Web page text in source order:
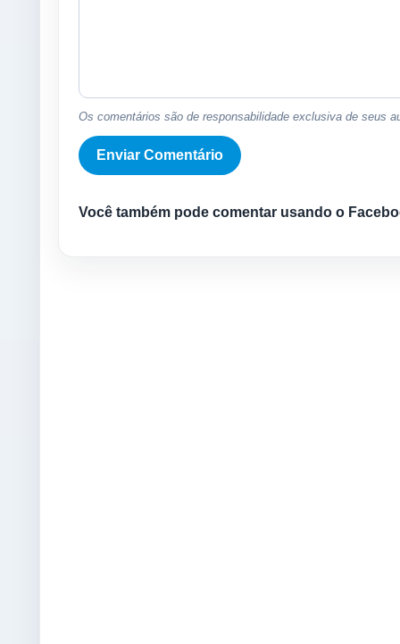
Os comentários são de responsabilidade exclusiva de seus
Você também pode comentar usando o